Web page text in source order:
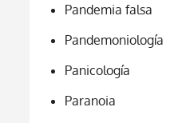
Pandemia falsa
Pandemoniología
Panicología
Paranoia